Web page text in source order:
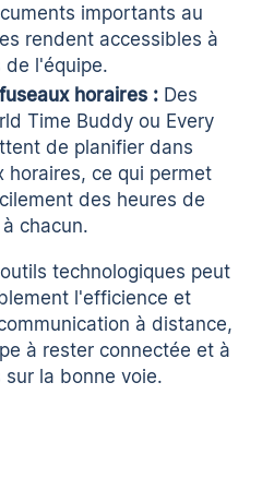
importants au
rendent accessibles à
de l'équipe.
horaires : Des
Time Buddy ou Every
de planifier dans
horaires, ce qui permet
des heures de
chacun.
technologiques peut
l'efficience et
à distance,
à rester connectée et à
la bonne voie.